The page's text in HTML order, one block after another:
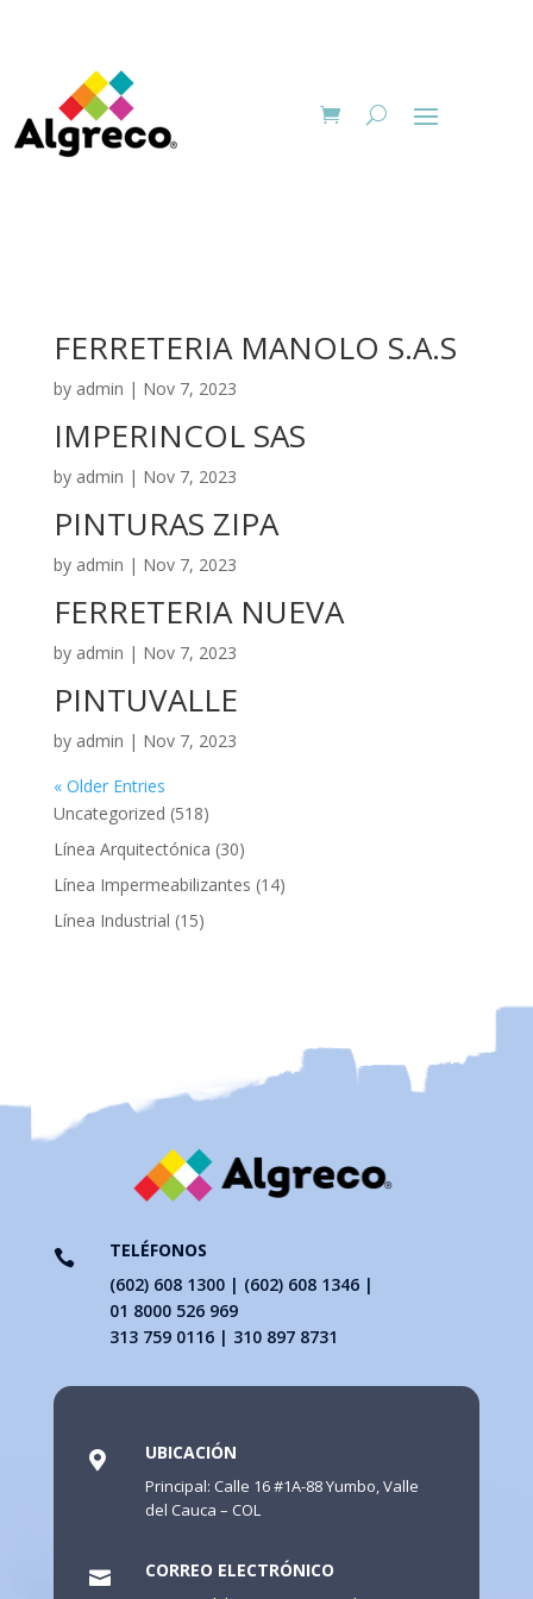
FERRETERIA MANOLO S.A.S
by admin | Nov 7, 2023
IMPERINCOL SAS
by admin | Nov 7, 2023
PINTURAS ZIPA
by admin | Nov 7, 2023
FERRETERIA NUEVA
by admin | Nov 7, 2023
PINTUVALLE
by admin | Nov 7, 2023
« Older Entries
Uncategorized 518518
productos
Línea Arquitectónica 3030
productos
Línea Impermeabilizantes 1414
Línea Industrial 1515

TELÉFONOS
(602) 608 1300 | (602) 608 1346 |
01 8000 526 969
313 759 0116 | 310 897 8731
 UBICACIÓN
Principal: Calle 16 #1A-88 Yumbo, Valle
del Cauca – COL

CORREO ELECTRÓNICO